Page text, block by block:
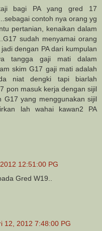
bagi PA yang gred 17
contoh nya orang yg
pertanian, kenaikan dalam
sudah menyamai orang
dengan PA dari kumpulan
tangga gaji mati dalam
skim G17 gaji mati adalah
niat dengki tapi biarlah
pon masuk kerja dengan sijil
G17 yang menggunakan sijil
lah wahai kawan2 PA
12:51:00 PG
Gred W19..
12, 2012 7:48:00 PG